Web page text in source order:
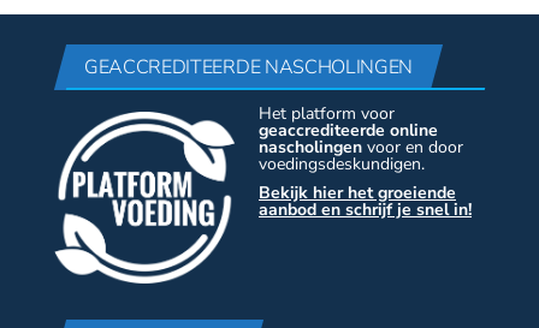
GEACCREDITEERDE NASCHOLINGEN
Het platform voor
geaccrediteerde online
nascholingen voor en door
voedingsdeskundigen.
Bekijk hier het groeiende
aanbod en schrijf je snel in!